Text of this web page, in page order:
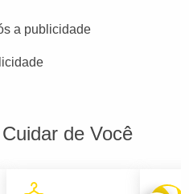
a publicidade
de Você